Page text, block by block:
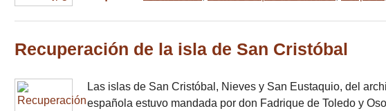
Recuperación de la isla de San Cristóbal
Las islas de San Cristóbal, Nieves y San Eustaquio, del
española estuvo mandada por don Fadrique de Toledo y